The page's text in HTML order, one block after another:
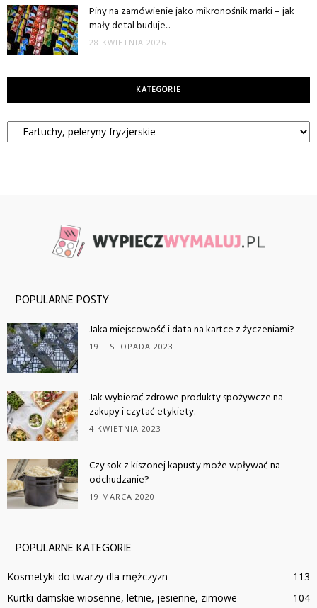
Piny na zamówienie jako mikronośnik marki – jak
mały detal buduje...
28 KWIETNIA 2026
KATEGORIE
Kategorie
POPULARNE POSTY
Jaka miejscowość i data na kartce z życzeniami?
19 LISTOPADA 2023
Jak wybierać zdrowe produkty spożywcze na
zakupy i czytać etykiety.
4 KWIETNIA 2023
Czy sok z kiszonej kapusty może wpływać na
odchudzanie?
19 MARCA 2020
POPULARNE KATEGORIE
Kosmetyki do twarzy dla mężczyzn
113
Kurtki damskie wiosenne, letnie, jesienne, zimowe
104